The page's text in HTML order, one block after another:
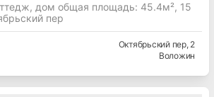
дом общая площадь: 45.4м², 15
пер
Октябрьский пер, 2
Воложин